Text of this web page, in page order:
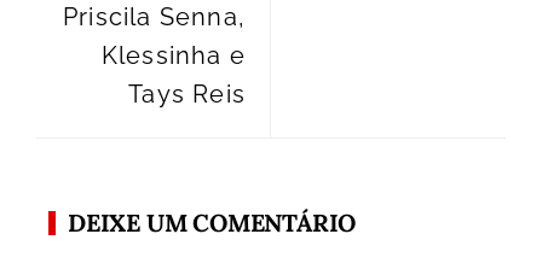
Priscila Senna,
Klessinha e
Tays Reis
DEIXE UM COMENTÁRIO